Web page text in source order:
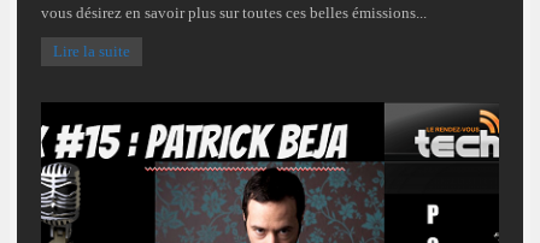
vous désirez en savoir plus sur toutes ces belles émissions...
Lire la suite